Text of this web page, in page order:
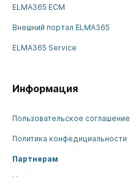
ELMA365 ECM
Внешний портал ELMA365
ELMA365 Service
Информация
Пользовательское соглашение
Политика конфедициальности
Партнерам